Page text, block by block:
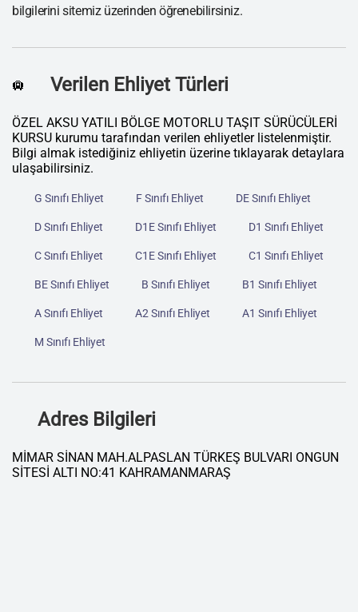
bilgilerini sitemiz üzerinden öğrenebilirsiniz.
🛄 Verilen Ehliyet Türleri
ÖZEL AKSU YATILI BÖLGE MOTORLU TAŞIT SÜRÜCÜLERİ
KURSU kurumu tarafından verilen ehliyetler listelenmiştir.
Bilgi almak istediğiniz ehliyetin üzerine tıklayarak detaylara
ulaşabilirsiniz.
G Sınıfı Ehliyet F Sınıfı Ehliyet DE Sınıfı Ehliyet
D Sınıfı Ehliyet D1E Sınıfı Ehliyet D1 Sınıfı Ehliyet
C Sınıfı Ehliyet C1E Sınıfı Ehliyet C1 Sınıfı Ehliyet
BE Sınıfı Ehliyet B Sınıfı Ehliyet B1 Sınıfı Ehliyet
A Sınıfı Ehliyet A2 Sınıfı Ehliyet A1 Sınıfı Ehliyet
M Sınıfı Ehliyet
Adres Bilgileri
MİMAR SİNAN MAH.ALPASLAN TÜRKEŞ BULVARI ONGUN
SİTESİ ALTI NO:41 KAHRAMANMARAŞ